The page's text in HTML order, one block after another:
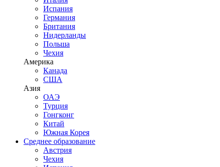
Испания
Германия
Британия
Нидерланды
Польша
Чехия
Америка
Канада
США
Азия
ОАЭ
Турция
Гонгконг
Китай
Южная Корея
Среднее образование
Австрия
Чехия